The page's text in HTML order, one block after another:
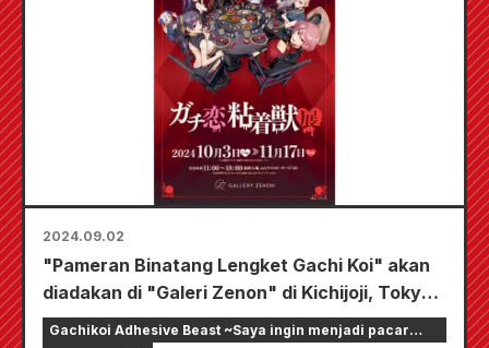
2024.09.02
"Pameran Binatang Lengket Gachi Koi" akan
diadakan di "Galeri Zenon" di Kichijoji, Tokyo
mulai tanggal 3 Oktober (Kamis). Sebanyak 8
Gachikoi Adhesive Beast ~Saya ingin menjadi pacar